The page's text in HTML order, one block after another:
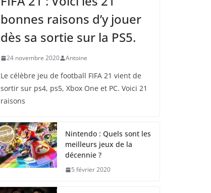
bonnes raisons d’y jouer
dès sa sortie sur la PS5.
24 novembre 2020 Antoine
Le célèbre jeu de football FIFA 21 vient de
sortir sur ps4, ps5, Xbox One et PC. Voici 21
raisons
Nintendo : Quels sont les
meilleurs jeux de la
décennie ?
5 février 2020